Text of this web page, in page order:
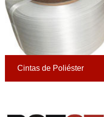
Cintas de Poliéster